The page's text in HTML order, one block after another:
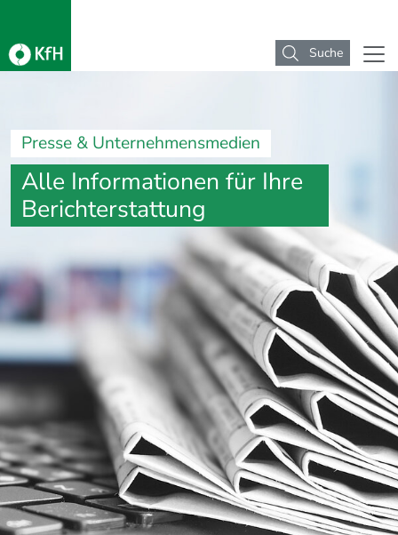
Suche
Presse & Unternehmensmedien
Alle Informationen für Ihre
Berichterstattung